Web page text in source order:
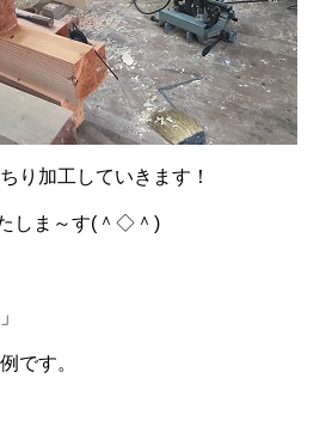
り加工していきます！
しま～す(＾◇＾)
です。